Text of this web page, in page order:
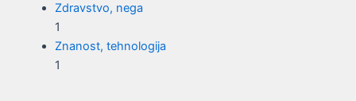
Zdravstvo, nega
1
Znanost, tehnologija
1